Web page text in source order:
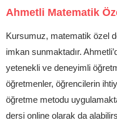
Ahmetli Matematik
Kursumuz, matematik özel
imkan sunmaktadır.
yetenekli ve deneyimli
öğretmenler, öğrencilerin
öğretme metodu
dersi online olarak da